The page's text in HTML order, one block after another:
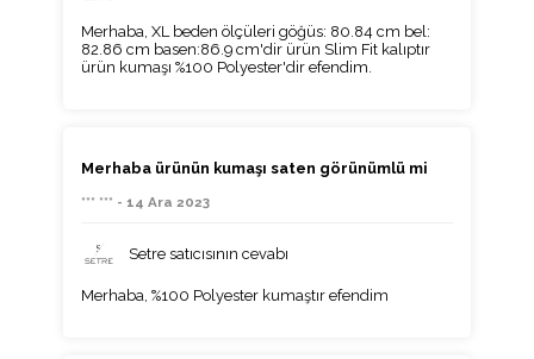
Merhaba, XL beden ölçüleri göğüs: 80.84 cm bel:
82.86 cm basen:86.9 cm'dir ürün Slim Fit kalıptır
ürün kumaşı %100 Polyester'dir efendim.
Merhaba ürünün kumaşı saten görünümlü mi
*** *** - 14 Ara 2023
Setre satıcısının cevabı
Merhaba, %100 Polyester kumaştır efendim